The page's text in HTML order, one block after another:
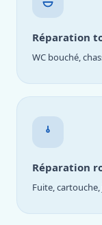
Réparation
WC bouché,
Réparation
Fuite,